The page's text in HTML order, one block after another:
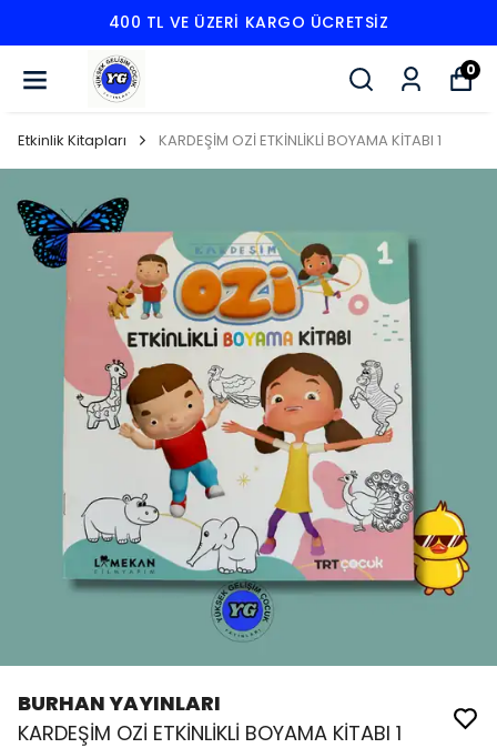
400 TL VE ÜZERI KARGO ÜCRETSIZ
0
Etkinlik Kitapları KARDEŞİM OZİ ETKİNLİKLİ BOYAMA KİTABI 1
BURHAN YAYINLARI
KARDEŞİM OZİ ETKİNLİKLİ BOYAMA KİTABI 1